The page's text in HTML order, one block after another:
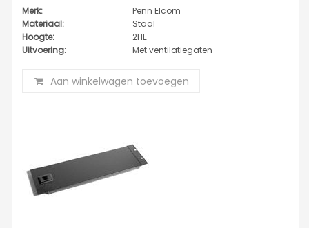
Merk:
Penn Elcom
Materiaal:
Staal
Hoogte:
2HE
Uitvoering:
Met ventilatiegaten
Aan winkelwagen toevoegen